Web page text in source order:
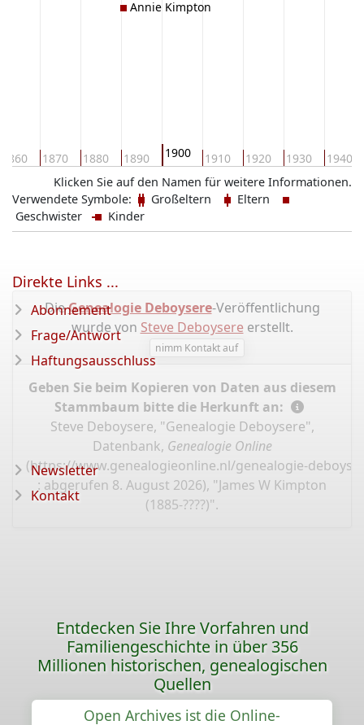
1860 1870 1880 1890 1900 1910 1920 1930 1940
Annie Kimpton
Klicken Sie auf den Namen für weitere Informationen.
Verwendete Symbole:
Großeltern
Eltern
Geschwister
Kinder
DieGenealogie Deboysere-Veröffentlichung
wurde von Steve Deboysere erstellt.
nimm Kontakt auf
Geben Sie beim Kopieren von Daten aus diesem
Stammbaum bitte die Herkunft an:
Steve Deboysere, "Genealogie Deboysere",
Datenbank, Genealogie Online
(https://www.genealogieonline.nl/genealogie-
: abgerufen 8. August 2026), "James W Kimpton
(1885-????)".
Direkte Links ...
Abonnement
Frage/Antwort
Haftungsausschluss
Newsletter
Kontakt
Entdecken Sie Ihre Vorfahren und
Familiengeschichte in über 356
Millionen historischen, genealogischen
Quellen
Open Archives ist die Online-